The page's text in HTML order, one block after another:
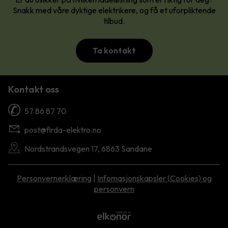
Snakk med våre dyktige elektrikere, og få et uforpliktende
tilbud.
Ta kontakt
Kontakt oss
57 86 87 70
post@firda-elektro.no
Nordstrandsvegen 17, 6863 Sandane
Personvernerklæring
Infomasjonskapsler (Cookies) og
personvern